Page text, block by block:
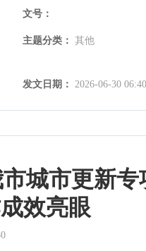
文号：
主题分类： 其他
发文日期： 2026-06-30 06:40
城市更新专
效亮眼